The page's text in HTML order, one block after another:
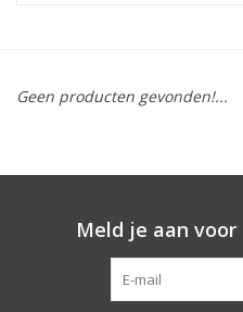
Verzorging / Accessoires
Onderdelen
Ventilatoren / Afzuiging
Geen producten gevonden!...
Meld je aan